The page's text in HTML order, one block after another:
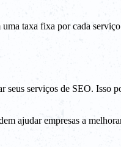
taxa fixa por cada
serviços de SEO. Isso
ajudar empresas a